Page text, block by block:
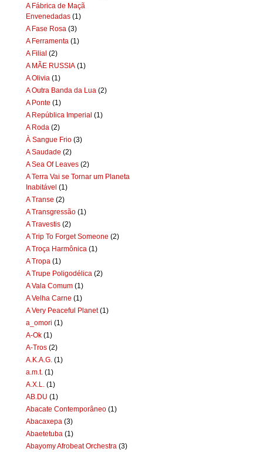
A Fábrica de Maçã
Envenedadas (1)
A Fase Rosa (3)
A Ferramenta (1)
A Filial (2)
A MÃE RUSSIA (1)
A Olivia (1)
A Outra Banda da Lua (2)
A Ponte (1)
A República Imperial (1)
A Roda (2)
À Sangue Frio (3)
A Saudade (2)
A Sea Of Leaves (2)
A Terra Vai se Tornar um Planeta
Inabitável (1)
A Transe (2)
A Transgressão (1)
A Travestis (2)
A Trip To Forget Someone (2)
A Troça Harmônica (1)
A Tropa (1)
A Trupe Poligodélica (2)
A Vala Comum (1)
A Velha Carne (1)
A Very Peaceful Planet (1)
a_omori (1)
A-Ok (1)
A-Tros (2)
A.K.A.G. (1)
a.m.t. (1)
A.X.L.
(1)
AB.DU (1)
Abacate Contemporâneo (1)
Abacaxepa (3)
Abaetetuba (1)
Abayomy Afrobeat Orchestra (3)